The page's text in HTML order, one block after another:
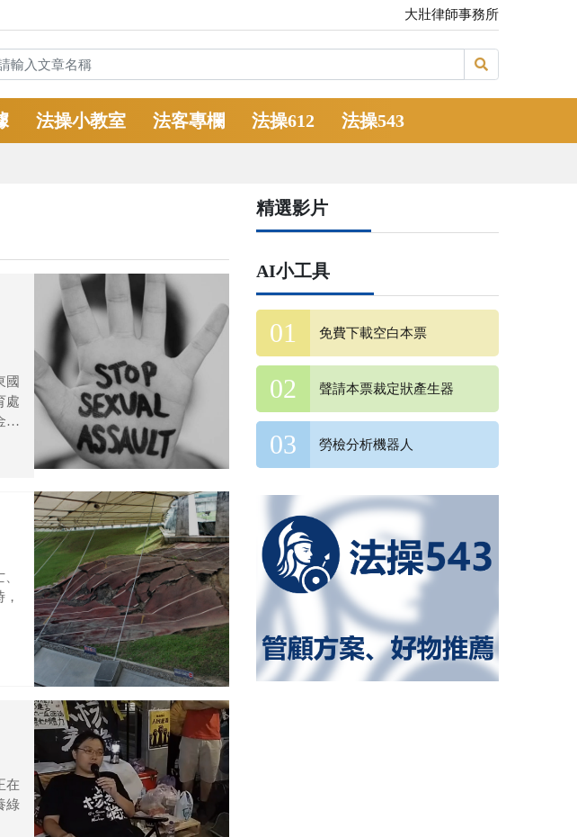
大壯律師事務所
法操小教室 法客專欄 法操612 法操543
國
處
會
在
綠
精選影片
AI小工具
免費下載空白本票
聲請本票裁定狀產生器
勞檢分析機器人